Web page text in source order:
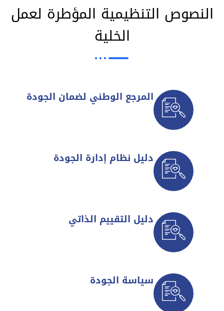
النصوص التنظيمية المؤطرة لعمل
الخلية
المرجع الوطني لضمان الجودة
دليل نظام إدارة الجودة
دليل التقييم الذاتي
سياسة الجودة